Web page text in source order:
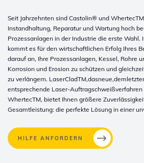
Seit Jahrzehnten sind Castolin® und
Instandhaltung, Reparatur und Wartung hoch
Prozessanlagen in der Industrie die erste Wahl.
kommt es für den wirtschaftlichen Erfolg Ihres
darauf an, Ihre Prozessanlagen, Kessel, Rohre
Korrosion und Erosion zu schützen und
zu verlängern.
entsprechende Laser-
WhertecTM, bietet Ihnen größere
Gesamtleistung: die perfekte Lösung in einer
HILFE ANFORDERN